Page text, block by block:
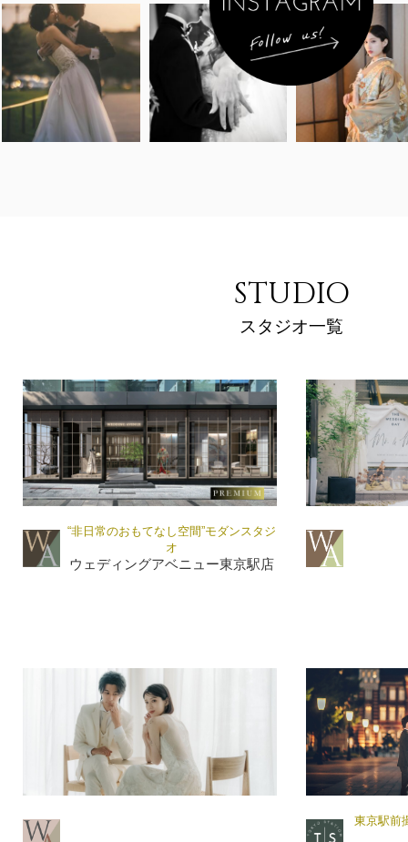
STUDIO
スタジオ一覧
“非日常のおもてなし空間”モダンスタジ
オ
ウェディングアベニュー東京駅店
東京駅前